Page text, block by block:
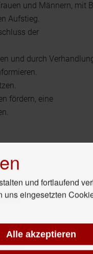
und Männern, mit
Aufstieg.
der
und durch
fördern, eine
und fortlaufend
eingesetzten
Alle akzeptieren